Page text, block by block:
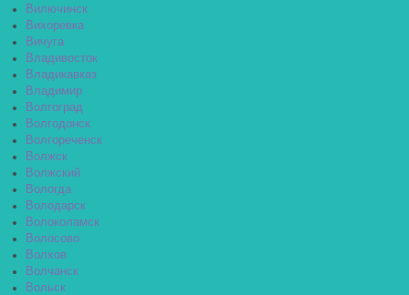
Вилючинск
Вихоревка
Вичуга
Владивосток
Владикавказ
Владимир
Волгоград
Волгодонск
Волгореченск
Волжск
Волжский
Вологда
Володарск
Волоколамск
Волосово
Волхов
Волчанск
Вольск